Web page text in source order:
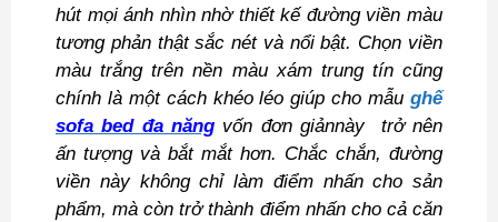
hút mọi ánh nhìn nhờ thiết kế đường viền màu
tương phản thật sắc nét và nổi bật. Chọn viền
màu trắng trên nền màu xám trung tín cũng
chính là một cách khéo léo giúp cho mẫu ghế
sofa bed đa năng vốn đơn giảnnày trở nên
ấn tượng và bắt mắt hơn. Chắc chắn, đường
viền này không chỉ làm điểm nhấn cho sản
phẩm, mà còn trở thành điểm nhấn cho cả căn